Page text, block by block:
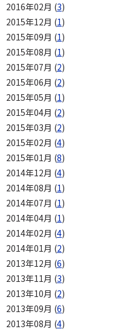
2016年02月 (3)
2015年12月 (1)
2015年09月 (1)
2015年08月 (1)
2015年07月 (2)
2015年06月 (2)
2015年05月 (1)
2015年04月 (2)
2015年03月 (2)
2015年02月 (4)
2015年01月 (8)
2014年12月 (4)
2014年08月 (1)
2014年07月 (1)
2014年04月 (1)
2014年02月 (4)
2014年01月 (2)
2013年12月 (6)
2013年11月 (3)
2013年10月 (2)
2013年09月 (6)
2013年08月 (4)